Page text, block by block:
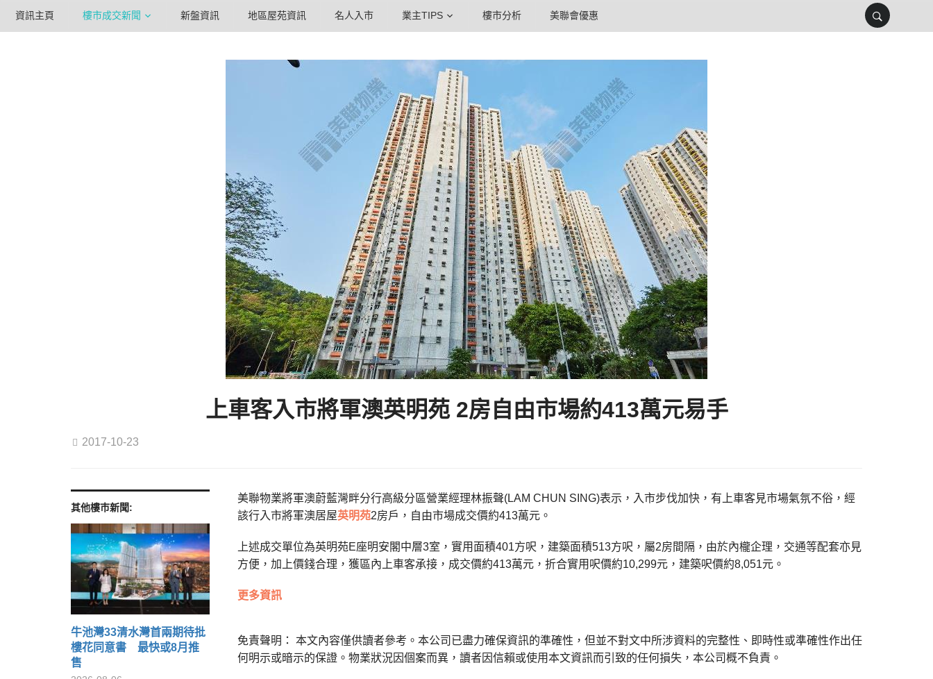
資訊主頁 樓市成交新聞 新盤資訊 地區屋苑資訊 名人入市 業主TIPS 樓市分析 美聯會優惠
上車客入市將軍澳英明苑 2房自由市場約413萬元易手
2017-10-23
其他樓巿新聞:
牛池灣33清水灣首兩期待批
樓花同意書 最快或8月推
售
美聯物業將軍澳蔚藍灣畔分行高級分區營業經理林振聲(LAM CHUN SING)表示，入市步伐加快，有上車客見市場氣氛不俗，經
該行入市將軍澳居屋英明苑2房戶，自由市場成交價約413萬元。
上述成交單位為英明苑E座明安閣中層3室，實用面積401方呎，建築面積513方呎，屬2房間隔，由於內櫳企理，交通等配套亦見
方便，加上價錢合理，獲區內上車客承接，成交價約413萬元，折合實用呎價約10,299元，建築呎價約8,051元。
更多資訊
免責聲明： 本文內容僅供讀者參考。本公司已盡力確保資訊的準確性，但並不對文中所涉資料的完整性、即時性或準確性作出任
何明示或暗示的保證。物業狀況因個案而異，讀者因信賴或使用本文資訊而引致的任何損失，本公司概不負責。